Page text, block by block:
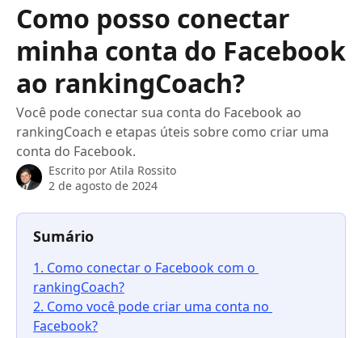
Como posso conectar
minha conta do Facebook
ao rankingCoach?
Você pode conectar sua conta do Facebook ao
rankingCoach e etapas úteis sobre como criar uma
conta do Facebook.
Escrito por Atila Rossito
2 de agosto de 2024
Sumário
1. Como conectar o Facebook com o
rankingCoach?
2. Como você pode criar uma conta no
Facebook?